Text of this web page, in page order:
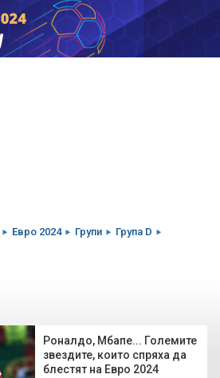
Евро 2024 Групи
Група D
Роналдо, Мбапе... Големите
звездите, които спряха да
блестят на Евро 2024